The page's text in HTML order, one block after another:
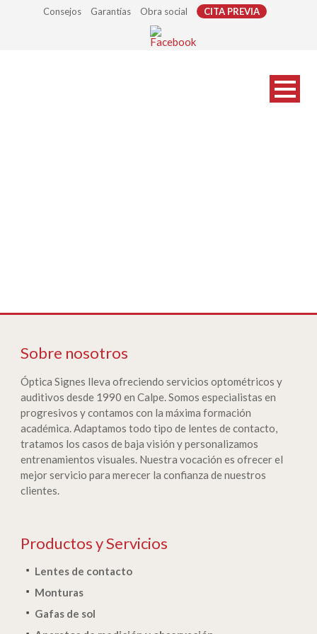
Consejos Garantías Obra social CITA PREVIA
Sobre nosotros
Óptica Signes lleva ofreciendo servicios optométricos y
auditivos desde 1990 en Calpe. Somos especialistas en
progresivos y contamos con la máxima formación
académica. Adaptamos todo tipo de lentes de contacto,
tratamos los casos de baja visión y personalizamos
entrenamientos visuales. Nuestra vocación es ofrecer el
mejor servicio para merecer la confianza de nuestros
clientes.
Productos y Servicios
Lentes de contacto
Monturas
Gafas de sol